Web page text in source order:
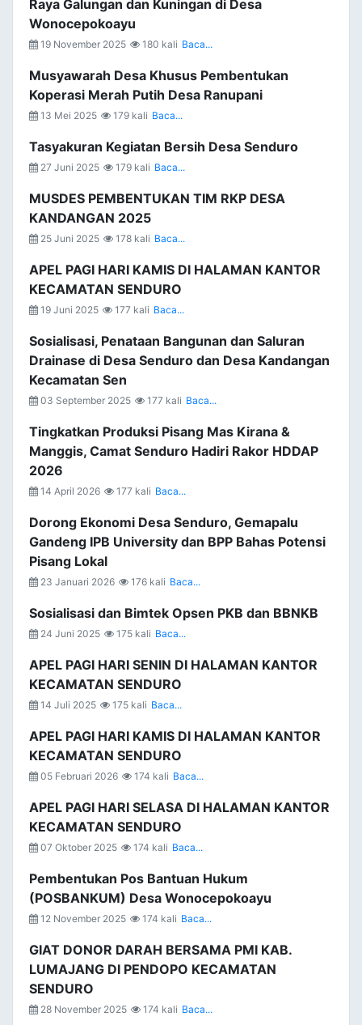
Raya Galungan dan Kuningan di Desa
Wonocepokoayu
19 November 2025 180 kali Baca...
Musyawarah Desa Khusus Pembentukan
Koperasi Merah Putih Desa Ranupani
13 Mei 2025 179 kali Baca...
Tasyakuran Kegiatan Bersih Desa Senduro
27 Juni 2025 179 kali Baca...
MUSDES PEMBENTUKAN TIM RKP DESA
KANDANGAN 2025
25 Juni 2025 178 kali Baca...
APEL PAGI HARI KAMIS DI HALAMAN KANTOR
KECAMATAN SENDURO
19 Juni 2025 177 kali Baca...
Sosialisasi, Penataan Bangunan dan Saluran
Drainase di Desa Senduro dan Desa Kandangan
Kecamatan Sen
03 September 2025 177 kali Baca...
Tingkatkan Produksi Pisang Mas Kirana &
Manggis, Camat Senduro Hadiri Rakor HDDAP
2026
14 April 2026 177 kali Baca...
Dorong Ekonomi Desa Senduro, Gemapalu
Gandeng IPB University dan BPP Bahas Potensi
Pisang Lokal
23 Januari 2026 176 kali Baca...
Sosialisasi dan Bimtek Opsen PKB dan BBNKB
24 Juni 2025 175 kali Baca...
APEL PAGI HARI SENIN DI HALAMAN KANTOR
KECAMATAN SENDURO
14 Juli 2025 175 kali Baca...
APEL PAGI HARI KAMIS DI HALAMAN KANTOR
KECAMATAN SENDURO
05 Februari 2026 174 kali Baca...
APEL PAGI HARI SELASA DI HALAMAN KANTOR
KECAMATAN SENDURO
07 Oktober 2025 174 kali Baca...
Pembentukan Pos Bantuan Hukum
(POSBANKUM) Desa Wonocepokoayu
12 November 2025 174 kali Baca...
GIAT DONOR DARAH BERSAMA PMI KAB.
LUMAJANG DI PENDOPO KECAMATAN
SENDURO
28 November 2025 174 kali Baca...